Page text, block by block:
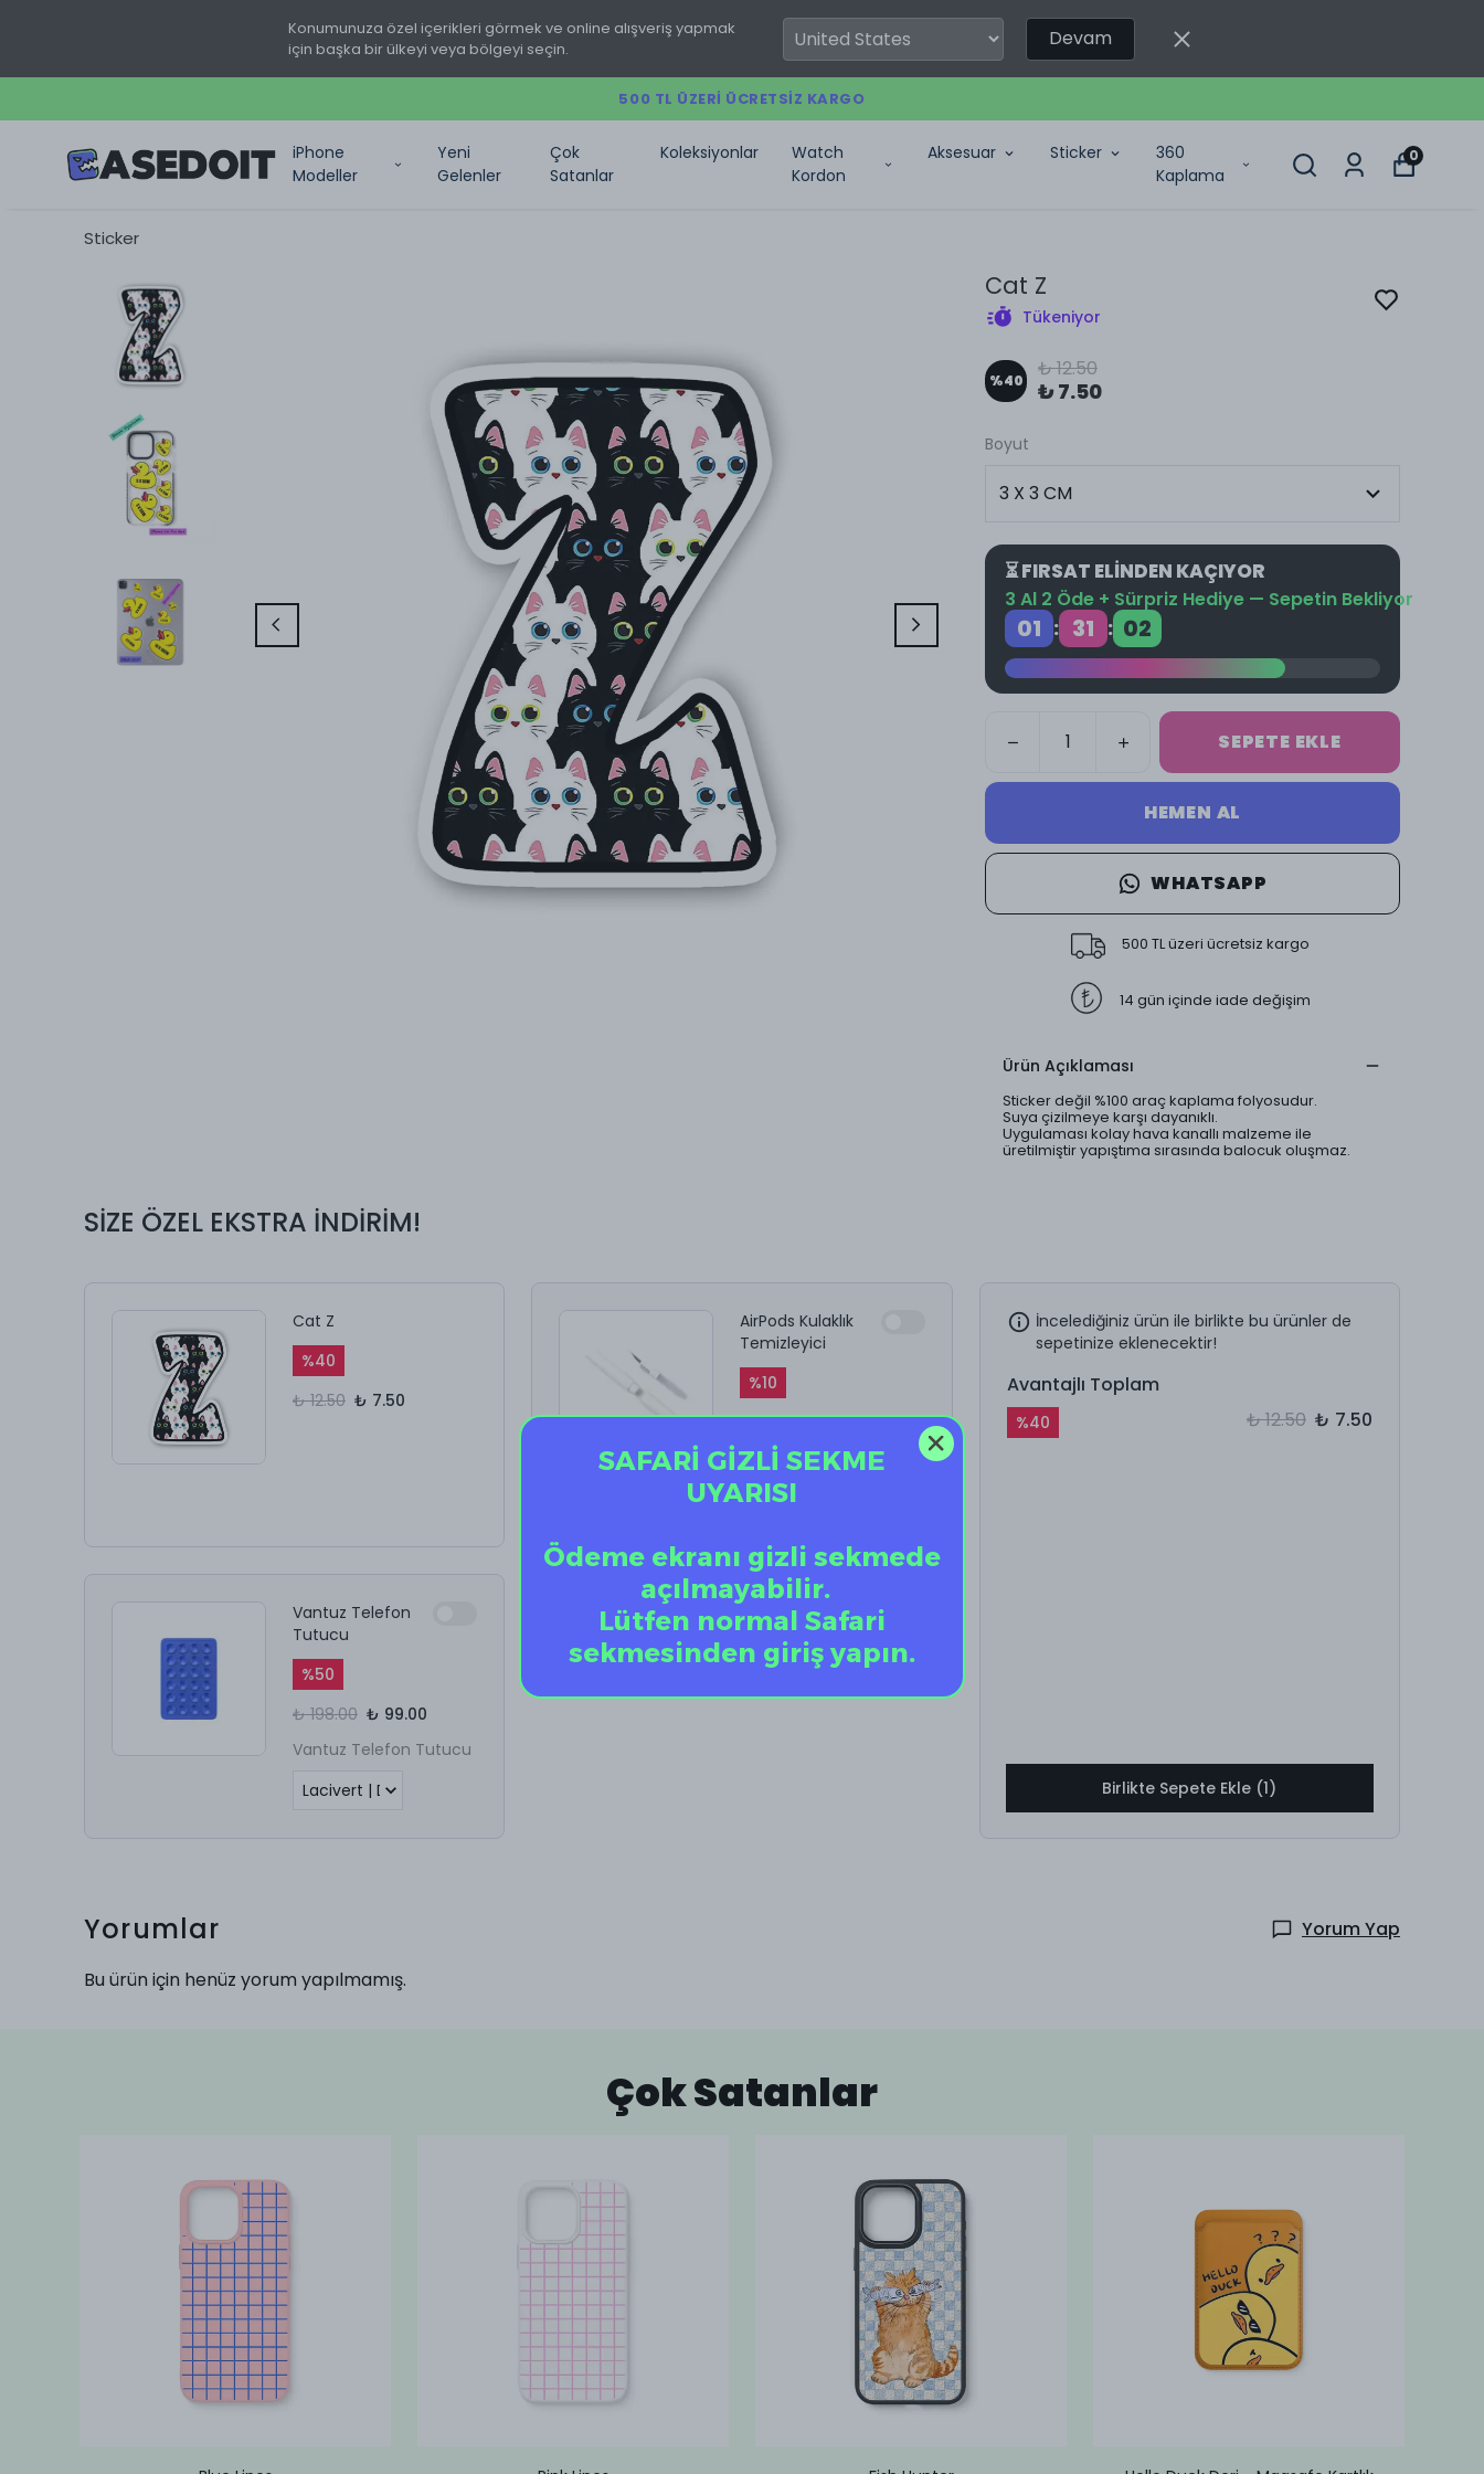
Konumunuza özel içerikleri görmek ve online alışveriş yapmak
için başka bir ülkeyi veya bölgeyi seçin.
Devam
500 TL ÜZERI ÜCRETSIZ KARGO
iPhone
Modeller
Yeni
Gelenler
Çok
Satanlar
Koleksiyonlar
Watch
Kordon
Aksesuar Sticker
360
Kaplama
0
Sticker
Cat Z
Tükeniyor
%40 ₺ 12.50
₺ 7.50
Boyut
⏳ FIRSAT ELİNDEN KAÇIYOR
3 Al 2 Öde + Sürpriz Hediye — Sepetin Bekliyor
01 : 31 : 01
SEPETE EKLE
HEMEN AL
WHATSAPP
500 TL üzeri ücretsiz kargo
14 gün içinde iade değişim
Ürün Açıklaması
Sticker değil %100 araç kaplama folyosudur.
Suya çizilmeye karşı dayanıklı.
Uygulaması kolay hava kanallı malzeme ile
üretilmiştir yapıştıma sırasında balocuk oluşmaz.
SİZE ÖZEL EKSTRA İNDİRİM!
Cat Z
%40
₺ 12.50 ₺ 7.50
AirPods Kulaklık
Temizleyici
%10
₺ 199.90 ₺ 179.91
Vantuz Telefon
Tutucu
%50
₺ 198.00 ₺ 99.00
Vantuz Telefon Tutucu
İncelediğiniz ürün ile birlikte bu ürünler de
sepetinize eklenecektir!
Avantajlı Toplam
%40 ₺ 12.50 ₺ 7.50
Birlikte Sepete Ekle (1)
Yorumlar
Yorum Yap
Bu ürün için henüz yorum yapılmamış.
Çok Satanlar
SAFARİ GİZLİ SEKME
UYARISI
Ödeme ekranı gizli sekmede
açılmayabilir.
Lütfen normal Safari
sekmesinden giriş yapın.